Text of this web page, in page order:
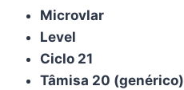
Microvlar
Level
Ciclo 21
Tâmisa 20 (genérico)